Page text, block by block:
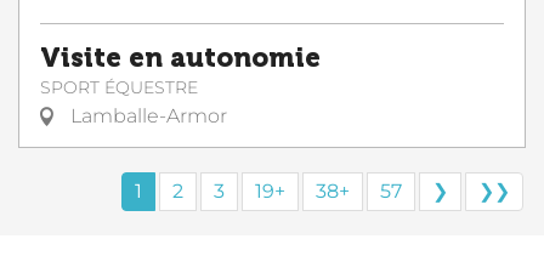
Visite en autonomie
SPORT ÉQUESTRE
Lamballe-Armor
1 2 3 19+ 38+ 57 ❯ ❯❯